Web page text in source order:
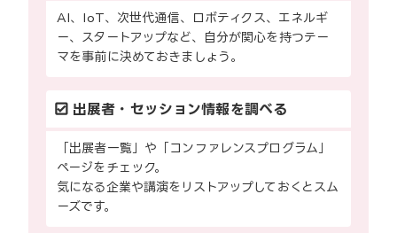
AI、IoT、次世代通信、ロボティクス、エネルギ
ー、スタートアップなど、自分が関心を持つテー
マを事前に決めておきましょう。
出展者・セッション情報を調べる
「出展者一覧」や「コンファレンスプログラム」
ページをチェック。
気になる企業や講演をリストアップしておくとスム
ーズです。